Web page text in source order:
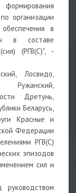
организации
в
в составе
(РГВ(С)", -
Лосвидо,
Ружанский,
Дретунь,
Беларусь,
Красные и
Федерации
РГВ(С)
эпизодов
сил и